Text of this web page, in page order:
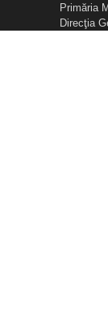
Primăria
Direcţia